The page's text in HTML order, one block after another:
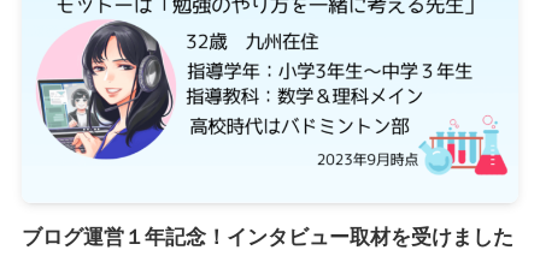
ブログ運営１年記念！インタビュー取材を受けました